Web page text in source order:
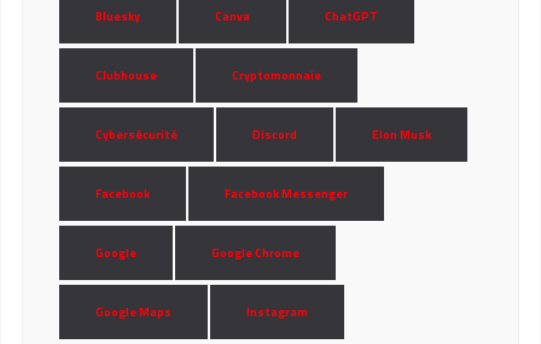
Bluesky Canva ChatGPT
Clubhouse Cryptomonnaie
Cybersécurité Discord Elon Musk
Facebook Facebook Messenger
Google Google Chrome
Google Maps Instagram